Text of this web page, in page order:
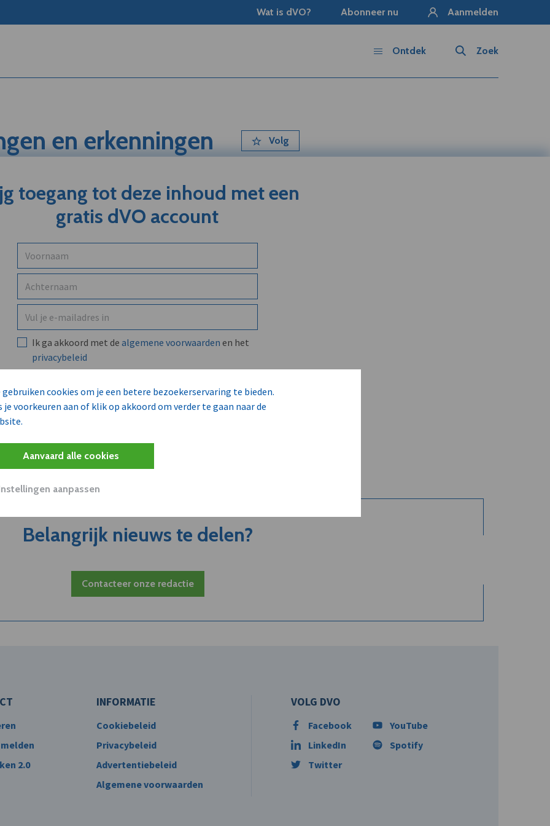
gebruiken cookies om je een betere bezoekerservaring te bieden.
je voorkeuren aan of klik op akkoord om verder te gaan naar de
Aanvaard alle cookies
aanpassen
Wat is dVO? Abonneer nu Aanmelden
Zoek
Ontdek
en erkenningen Volg
toegang tot deze inhoud met een
gratis dVO account
Ik ga akkoord met dealgemene voorwaarden en het
privacybeleid
Ga verder
Meld je aan
Belangrijk nieuws te delen?
Contacteer onze redactie
2.0
INFORMATIE
Cookiebeleid
Privacybeleid
Advertentiebeleid
Algemene voorwaarden
VOLG DVO
Facebook
LinkedIn
Twitter
YouTube
Spotify